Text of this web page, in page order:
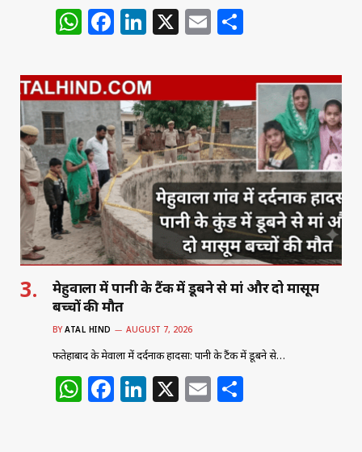
W
at
s
A
p
p
F
c
e
b
o
o
k
Li
k
e
dI
n
X E
ai
l
ar
e
मेहुवाला में पानी के टैंक में डूबने से मां और दो मासूम
बच्चों की मौत
BY ATAL HIND AUGUST 7, 2026
फतेहाबाद के मेहुवाला में दर्दनाक हादसा: पानी के टैंक में डूबने से…
W F Li X E